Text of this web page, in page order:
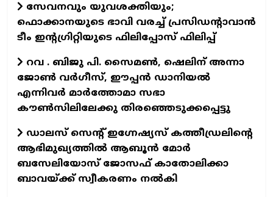
സേവനവും യുവശക്തിയും;
ഫൊക്കാനയുടെ ഭാവി വരച്ച് പ്രസിഡന്റാവാന്‍
ടീം ഇന്റഗ്രിറ്റിയുടെ ഫിലിപ്പോസ് ഫിലിപ്പ്‌
റവ . ബിജു പി. സൈമൺ, ഷെലിന് അന്നാ
ജോൺ വർഗീസ്, ഈപ്പൻ ഡാനിയൽ
എന്നിവർ മാർത്തോമാ സഭാ
കൗൺസിലിലേക്കു തിരഞ്ഞെടുക്കപ്പെട്ടു
ഡാലസ് സെന്റ് ഇഗ്നേഷ്യസ് കത്തീഡ്രലിന്റെ
ആഭിമുഖ്യത്തിൽ ആബൂൻ മോർ
ബസേലിയോസ് ജോസഫ് കാതോലിക്കാ
ബാവയ്ക്ക് സ്വീകരണം നൽകി